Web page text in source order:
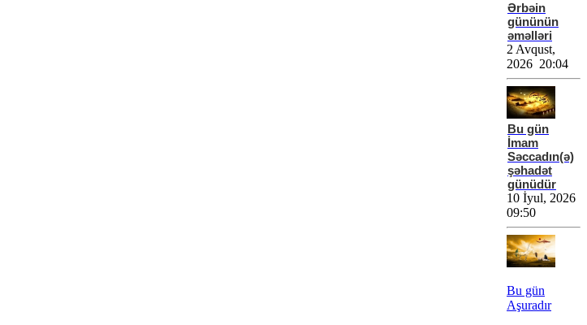
Ərbəin
gününün
əməlləri
2 Avqust,
2026 20:04
Bu gün
İmam
Səccadın(ə)
şəhadət
günüdür
10 İyul, 2026
09:50
Bu gün
Aşuradır